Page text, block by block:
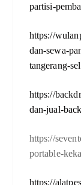
partisi-
https://
dan-sewa-
tangerang-
https://
dan-jual-
https://
portable-
https://